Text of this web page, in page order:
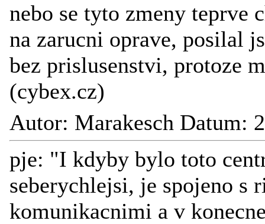
nebo se tyto zmeny teprve
na zarucni oprave, posilal
bez prislusenstvi, protoze
(cybex.cz)
Autor: Marakesch Datum:
pje: "I kdyby bylo toto
seberychlejsi, je spojeno
komunikacnimi a v